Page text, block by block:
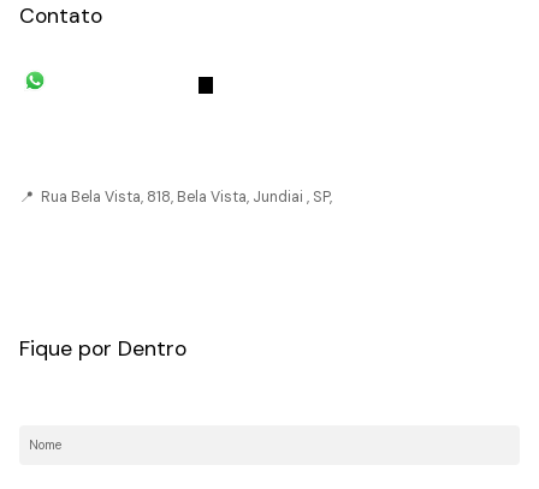
Contato
📍 Rua Bela Vista, 818, Bela Vista, Jundiai , SP,
Fique por Dentro